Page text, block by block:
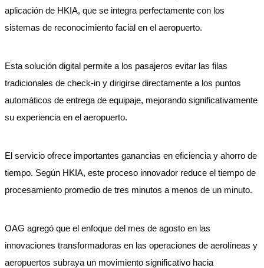
aplicación de HKIA, que se integra perfectamente con los
sistemas de reconocimiento facial en el aeropuerto.
Esta solución digital permite a los pasajeros evitar las filas
tradicionales de check-in y dirigirse directamente a los puntos
automáticos de entrega de equipaje, mejorando significativamente
su experiencia en el aeropuerto.
El servicio ofrece importantes ganancias en eficiencia y ahorro de
tiempo. Según HKIA, este proceso innovador reduce el tiempo de
procesamiento promedio de tres minutos a menos de un minuto.
OAG agregó que el enfoque del mes de agosto en las
innovaciones transformadoras en las operaciones de aerolíneas y
aeropuertos subraya un movimiento significativo hacia